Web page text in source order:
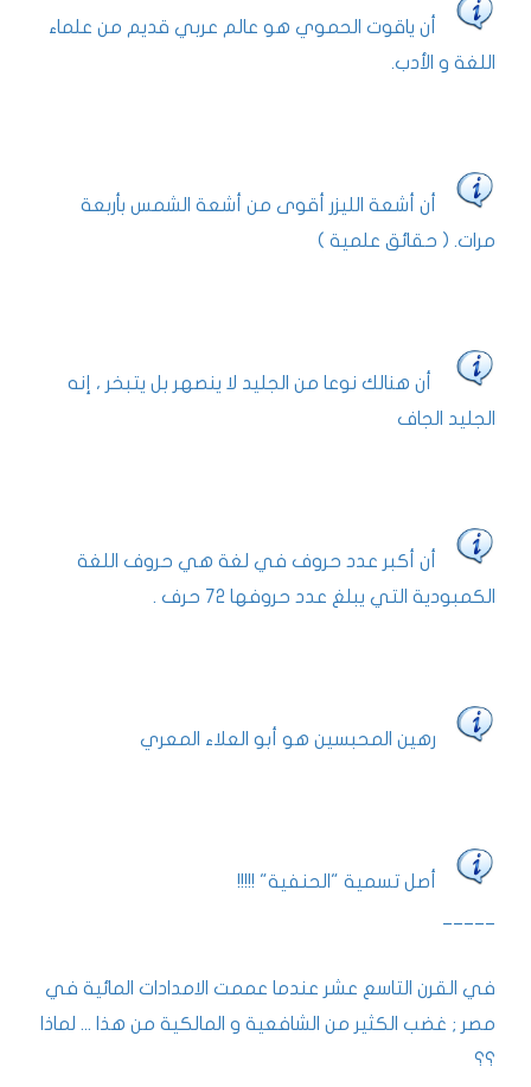
أن ياقوت الحموي هو عالم عربي قديم من علماء
اللغة و الأدب.
أن أشعة الليزر أقوى من أشعة الشمس بأربعة
مرات. ( حقائق علمية )
أن هنالك نوعا من الجليد لا ينصهر بل يتبخر ، إنه
الجليد الجاف
أن أكبر عدد حروف في لغة هي حروف اللغة
الكمبودية التي يبلغ عدد حروفها 72 حرف .
رهين المحبسين هو أبو العلاء المعري
أصل تسمية "الحنفية" !!!!!
في القرن التاسع عشر عندما عممت الامدادات المائية في
مصر ; غضب الكثير من الشافعية و المالكية من هذا ... لماذا
؟؟